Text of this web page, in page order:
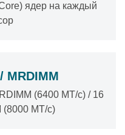
ядер на каждый
MRDIMM
(6400 МТ/с) / 16
(8000 МТ/с)